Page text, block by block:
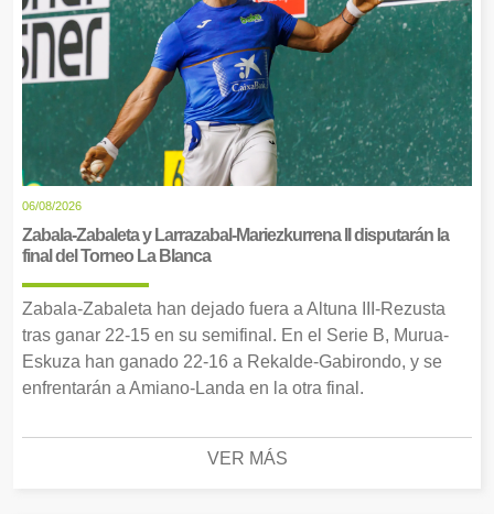
06/08/2026
Zabala-Zabaleta y Larrazabal-Mariezkurrena II disputarán la
final del Torneo La Blanca
Zabala-Zabaleta han dejado fuera a Altuna III-Rezusta
tras ganar 22-15 en su semifinal. En el Serie B, Murua-
Eskuza han ganado 22-16 a Rekalde-Gabirondo, y se
enfrentarán a Amiano-Landa en la otra final.
VER MÁS